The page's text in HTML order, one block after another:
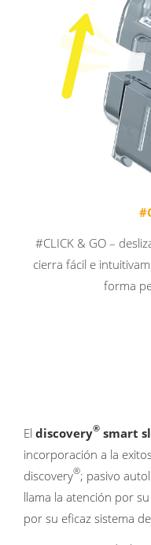
#CLICK & GO –
cierra fácil e
forma
El discovery® smart sl
incorporación a la
discovery®; pasivo
llama la atención por
por su eficaz sistema